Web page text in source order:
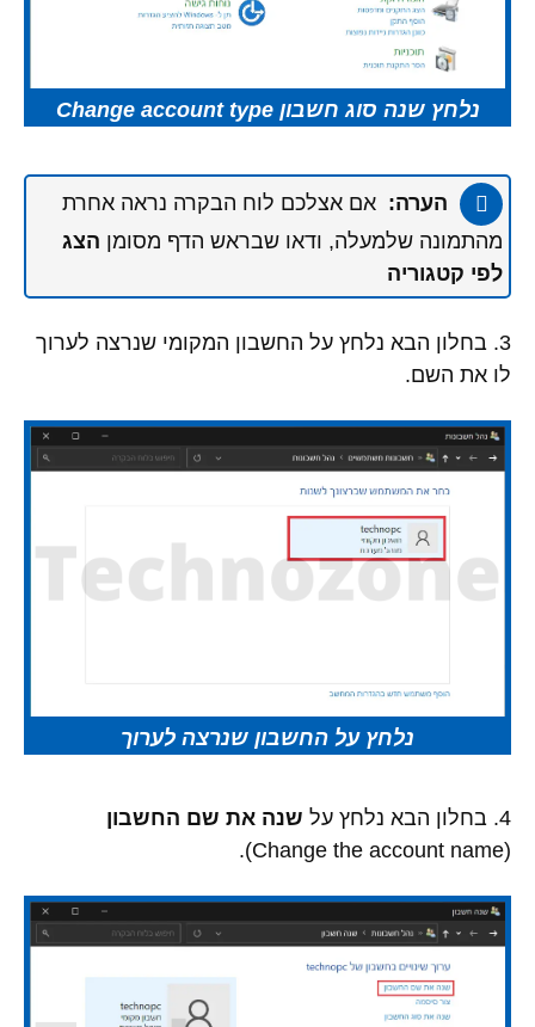
נלחץ שנה סוג חשבון Change account type
הערה: אם אצלכם לוח הבקרה נראה אחרת
מהתמונה שלמעלה, ודאו שבראש הדף מסומן הצג
לפי קטגוריה
3. בחלון הבא נלחץ על החשבון המקומי שנרצה לערוך
לו את השם.
נלחץ על החשבון שנרצה לערוך
4. בחלון הבא נלחץ על
שנה את שם החשבון
(Change the account name).